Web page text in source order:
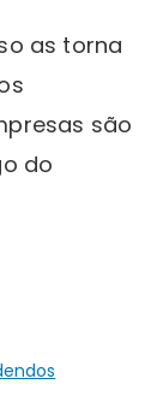
as torna
são
do